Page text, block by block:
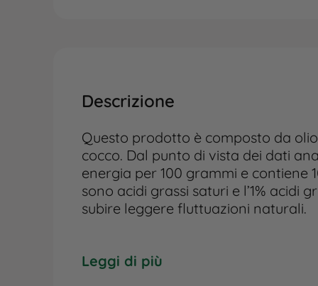
Descrizione
Questo prodotto è composto da
cocco. Dal punto di vista dei dati
energia per 100 grammi e contiene
sono acidi grassi saturi e l’1% acidi
subire leggere fluttuazioni naturali.
il prodotto all’interno di acqua
Leggi di più